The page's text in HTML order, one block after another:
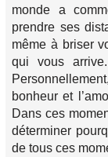
monde a
prendre ses
même à briser
qui vous
bonheur et
Dans ces
déterminer
de tous ces